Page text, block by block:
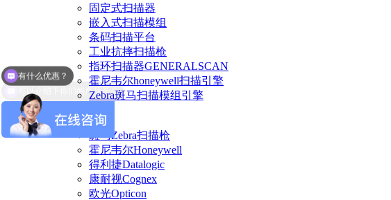
固定式扫描器
嵌入式扫描模组
条码扫描平台
工业抗摔扫描枪
指环扫描器GENERALSCAN
霍尼韦尔honeywell扫描引擎
Zebra斑马扫描模组引擎
进口品牌
斑马Zebra扫描枪
霍尼韦尔Honeywell
得利捷Datalogic
康耐视Cognex
欧光Opticon
可以介绍下你们的产品么？